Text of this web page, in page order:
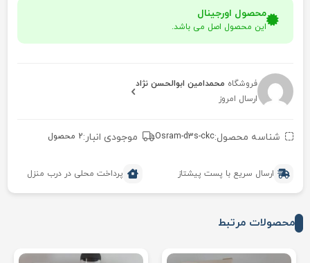
محصول اورجینال
این محصول اصل می باشد.
فروشگاه محمدامین ابوالحسن نژاد
ارسال امروز
شناسه محصول:Osram-d3s-ckc موجودی انبار:2 محصول
ارسال سریع با پست پیشتاز پرداخت محلی در درب منزل
محصولات مرتبط